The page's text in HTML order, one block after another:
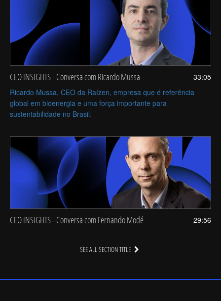
33:05
CEO INSIGHTS - Conversa com Ricardo Mussa
Ricardo Mussa, CEO da Raízen, empresa que é referência
global em bioenergia e uma força importante para
sustentabilidade no Brasil.
29:56
CEO INSIGHTS - Conversa com Fernando Modé
SEE ALL SECTION TITLE